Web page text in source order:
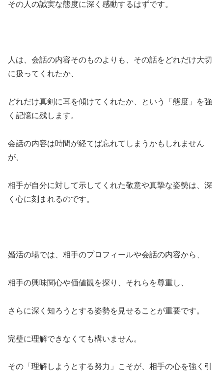
その人の誠実な態度に深く感動するはずです。
人は、会話の内容そのものよりも、その話をどれだけ大切
に扱ってくれたか、
どれだけ真剣に耳を傾けてくれたか、という「態度」を強
く記憶に残します。
会話の内容は時間が経てば忘れてしまうかもしれません
が、
相手が自分に対して示してくれた敬意や真摯な姿勢は、深
く心に刻まれるのです。
婚活の場では、相手のプロフィールや会話の内容から、
相手の興味関心や価値観を探り、それらを尊重し、
さらに深く知ろうとする姿勢を見せることが重要です。
完璧に理解できなくても構いません。
その「理解しようとする努力」こそが、相手の心を強く引